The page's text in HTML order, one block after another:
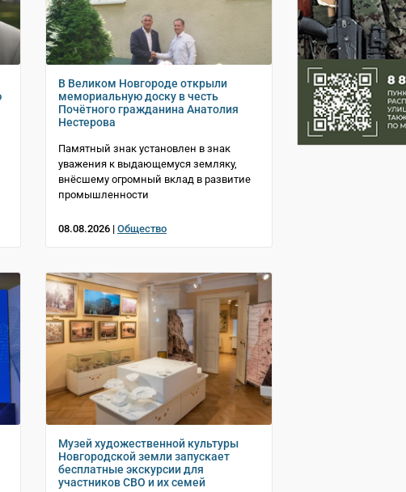
В Великом Новгороде открыли
мемориальную доску в честь
Почётного гражданина Анатолия
Нестерова
Памятный знак установлен в знак
уважения к выдающемуся земляку,
внёсшему огромный вклад в развитие
промышленности
08.08.2026 | Общество
Музей художественной культуры
Новгородской земли запускает
бесплатные экскурсии для
участников СВО и их семей